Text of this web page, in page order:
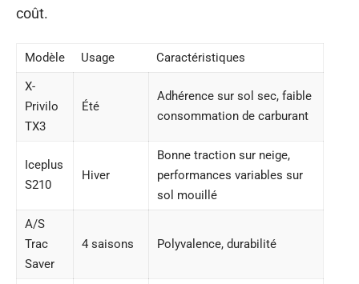
coût.
Modèle Usage
Caractéristiques
X-
Privilo
TX3
Été
Adhérence sur sol sec, faible
consommation de carburant
Iceplus
S210
Hiver
Bonne traction sur neige,
performances variables sur
sol mouillé
A/S
Trac
Saver
4 saisons Polyvalence, durabilité